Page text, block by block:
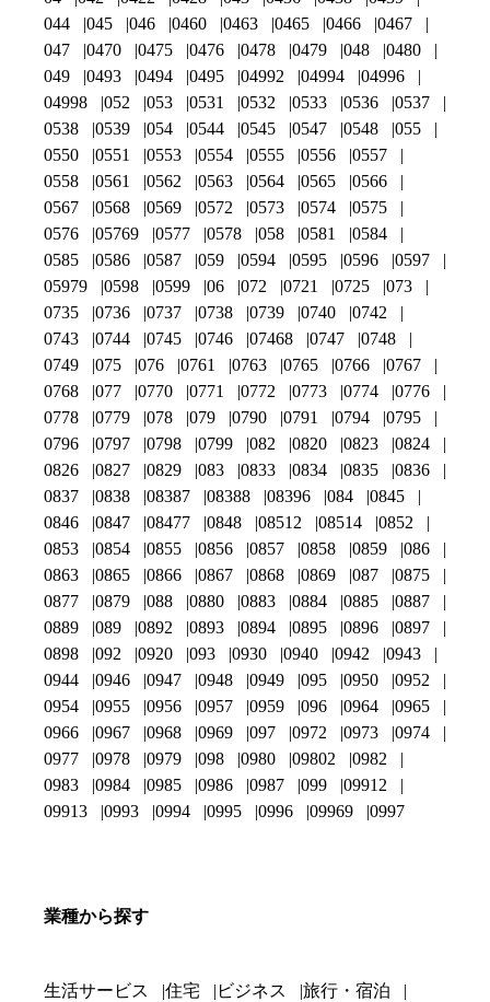
044
045 046 0460 0463 0465 0466
0467
047
0470 0475 0476 0478 0479 048
0480
049
0493 0494 0495 04992 04994
04996
04998
052 053 0531 0532 0533 0536
0537
0538
0539 054 0544 0545 0547 0548
055
0550
0551 0553 0554 0555 0556
0557
0558
0561 0562 0563 0564 0565
0566
0567
0568 0569 0572 0573 0574
0575
0576
05769 0577 0578 058 0581
0584
0585
0586 0587 059 0594 0595 0596
0597
05979
0598 0599 06 072 0721 0725
073
0735
0736 0737 0738 0739 0740
0742
0743
0744 0745 0746 07468 0747
0748
0749
075 076 0761 0763 0765 0766
0767
0768
077 0770 0771 0772 0773 0774
0776
0778
0779 078 079 0790 0791 0794
0795
0796
0797 0798 0799 082 0820 0823
0824
0826
0827 0829 083 0833 0834 0835
0836
0837
0838 08387 08388 08396 084
0845
0846
0847 08477 0848 08512 08514
0852
0853
0854 0855 0856 0857 0858 0859
086
0863
0865 0866 0867 0868 0869 087
0875
0877
0879 088 0880 0883 0884 0885
0887
0889
089 0892 0893 0894 0895 0896
0897
0898
092 0920 093 0930 0940 0942
0943
0944
0946 0947 0948 0949 095 0950
0952
0954
0955 0956 0957 0959 096 0964
0965
0966
0967 0968 0969 097 0972 0973
0974
0977
0978 0979 098 0980 09802
0982
0983
0984 0985 0986 0987 099
09912
09913
0993 0994 0995 0996 09969 0997
業種から探す
生活サービス 住宅 ビジネス
旅行・宿泊